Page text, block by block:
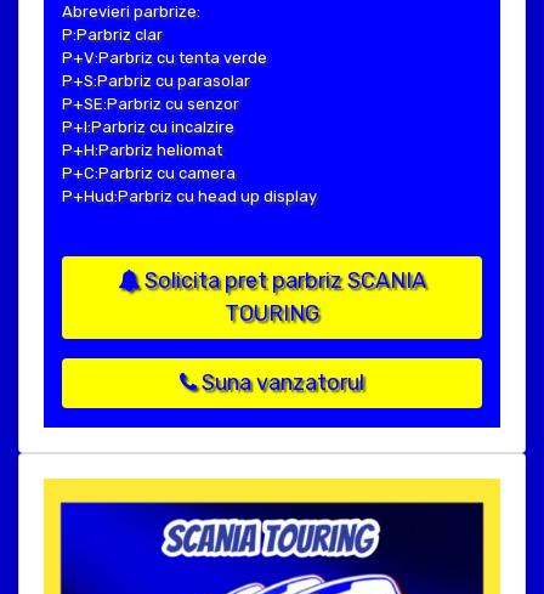
Abrevieri parbrize:
P:Parbriz clar
P+V:Parbriz cu tenta verde
P+S:Parbriz cu parasolar
P+SE:Parbriz cu senzor
P+I:Parbriz cu incalzire
P+H:Parbriz heliomat
P+C:Parbriz cu camera
P+Hud:Parbriz cu head up display
Solicita pret parbriz SCANIA
TOURING
Suna vanzatorul